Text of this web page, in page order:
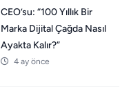
CEO’su: “100 Yıllık Bir
Marka Dijital Çağda Nasıl
Ayakta Kalır?”
4 ay önce